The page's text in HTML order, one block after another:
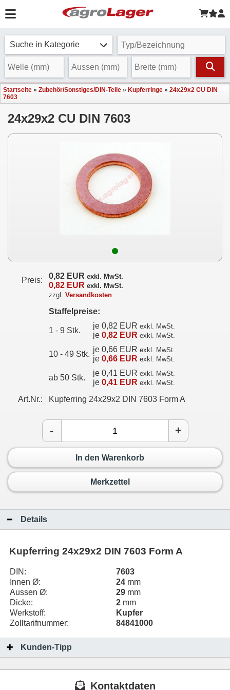
Suche in Kategorie
Startseite » Zubehör/Sonstiges/DIN-Teile » Kupferringe » 24x29x2 CU DIN
7603
24x29x2 CU DIN 7603
Preis: 0,82 EUR exkl. MwSt.
0,82 EUR exkl. MwSt.
zzgl. Versandkosten
Staffelpreise:
1 - 9 Stk.
je 0,82 EUR exkl. MwSt.
je 0,82 EUR exkl. MwSt.
10 - 49 Stk.
je 0,66 EUR exkl. MwSt.
je 0,66 EUR exkl. MwSt.
ab 50 Stk.
je 0,41 EUR exkl. MwSt.
je 0,41 EUR exkl. MwSt.
Art.Nr.: Kupferring 24x29x2 DIN 7603 Form A
- +
In den Warenkorb
Merkzettel
Details
Kupferring 24x29x2 DIN 7603 Form A
DIN:
7603
Innen Ø:
24 mm
Aussen Ø:
29 mm
Dicke:
2 mm
Werkstoff:
Kupfer
Zolltarifnummer:
84841000
Kunden-Tipp
Kontaktdaten